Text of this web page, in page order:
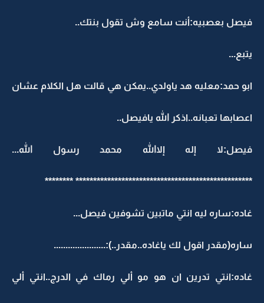
فيصل بعصبيه:أنت سامع وش تقول بنتك..
يتبع...
ابو حمد:معليه هد ياولدي..يمكن هي قالت هل الكلام عشان
اعصابها تعبانه..اذكر الله يافيصل..
فيصل:لا إله إلاالله محمد رسول الله...
************************************************** ********
غاده:ساره ليه انتي ماتبين تشوفين فيصل...
ساره(مقدر اقول لك ياغاده..مقدر..):......................
غاده:انتي تدرين ان هو مو ألي رماك في الدرج..انتي ألي